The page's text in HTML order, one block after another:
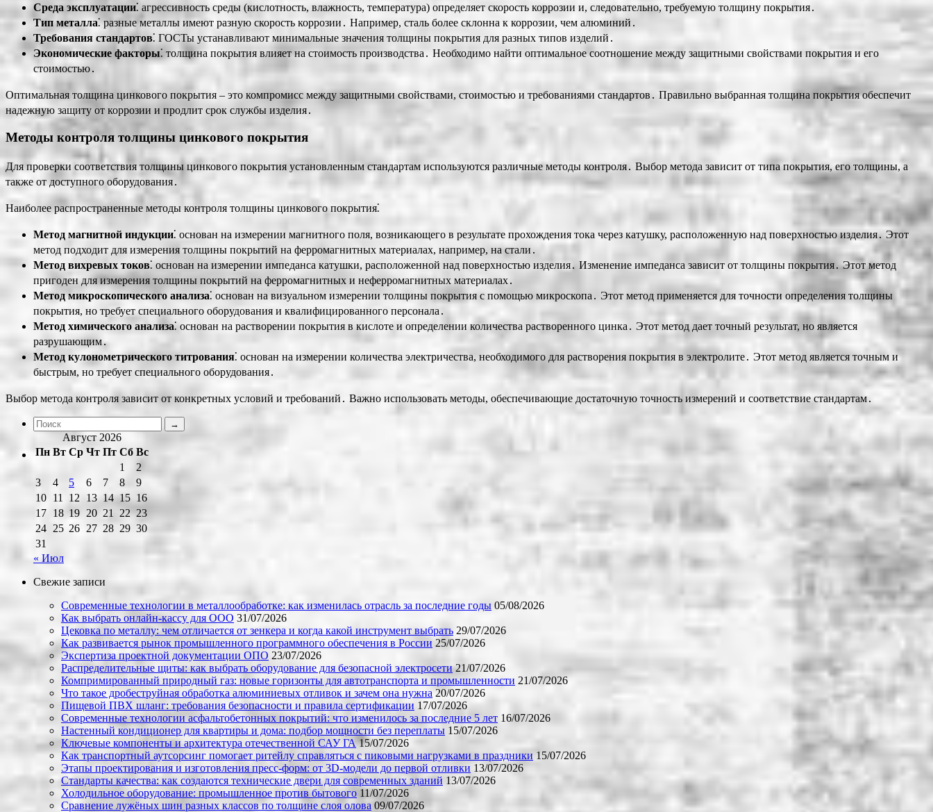
Среда эксплуатации⁚ агрессивность среды (кислотность, влажность, температура) определяет скорость коррозии и, следовательно, требуемую толщину покрытия․
Тип металла⁚ разные металлы имеют разную скорость коррозии․ Например, сталь более склонна к коррозии, чем алюминий․
Требования стандартов⁚ ГОСТы устанавливают минимальные значения толщины покрытия для разных типов изделий․
Экономические факторы⁚ толщина покрытия влияет на стоимость производства․ Необходимо найти оптимальное соотношение между защитными свойствами покрытия и его
стоимостью․
Оптимальная толщина цинкового покрытия – это компромисс между защитными свойствами, стоимостью и требованиями стандартов․ Правильно выбранная толщина покрытия обеспечит
надежную защиту от коррозии и продлит срок службы изделия․
Методы контроля толщины цинкового покрытия
Для проверки соответствия толщины цинкового покрытия установленным стандартам используются различные методы контроля․ Выбор метода зависит от типа покрытия, его толщины, а
также от доступного оборудования․
Наиболее распространенные методы контроля толщины цинкового покрытия⁚
Метод магнитной индукции⁚ основан на измерении магнитного поля, возникающего в результате прохождения тока через катушку, расположенную над поверхностью изделия․ Этот
метод подходит для измерения толщины покрытий на ферромагнитных материалах, например, на стали․
Метод вихревых токов⁚ основан на измерении импеданса катушки, расположенной над поверхностью изделия․ Изменение импеданса зависит от толщины покрытия․ Этот метод
пригоден для измерения толщины покрытий на ферромагнитных и неферромагнитных материалах․
Метод микроскопического анализа⁚ основан на визуальном измерении толщины покрытия с помощью микроскопа․ Этот метод применяется для точности определения толщины
покрытия, но требует специального оборудования и квалифицированного персонала․
Метод химического анализа⁚ основан на растворении покрытия в кислоте и определении количества растворенного цинка․ Этот метод дает точный результат, но является
разрушающим․
Метод кулонометрического титрования⁚ основан на измерении количества электричества, необходимого для растворения покрытия в электролите․ Этот метод является точным и
быстрым, но требует специального оборудования․
Выбор метода контроля зависит от конкретных условий и требований․ Важно использовать методы, обеспечивающие достаточную точность измерений и соответствие стандартам․
Август 2026
Пн Вт Ср Чт Пт Сб Вс
1
2
3
4 5 6 7 8
9
10 11 12 13 14 15 16
17 18 19 20 21 22 23
24 25 26 27 28 29 30
31
« Июл
Свежие записи
Современные технологии в металлообработке: как изменилась отрасль за последние годы 05/08/2026
Как выбрать онлайн-кассу для ООО 31/07/2026
Цековка по металлу: чем отличается от зенкера и когда какой инструмент выбрать 29/07/2026
Как развивается рынок промышленного программного обеспечения в России 25/07/2026
Экспертиза проектной документации ОПО 23/07/2026
Распределительные щиты: как выбрать оборудование для безопасной электросети 21/07/2026
Компримированный природный газ: новые горизонты для автотранспорта и промышленности 21/07/2026
Что такое дробеструйная обработка алюминиевых отливок и зачем она нужна 20/07/2026
Пищевой ПВХ шланг: требования безопасности и правила сертификации 17/07/2026
Современные технологии асфальтобетонных покрытий: что изменилось за последние 5 лет 16/07/2026
Настенный кондиционер для квартиры и дома: подбор мощности без переплаты 15/07/2026
Ключевые компоненты и архитектура отечественной САУ ГА 15/07/2026
Как транспортный аутсорсинг помогает ритейлу справляться с пиковыми нагрузками в праздники 15/07/2026
Этапы проектирования и изготовления пресс-форм: от 3D-модели до первой отливки 13/07/2026
Стандарты качества: как создаются технические двери для современных зданий 13/07/2026
Холодильное оборудование: промышленное против бытового 11/07/2026
Сравнение лужёных шин разных классов по толщине слоя олова 09/07/2026